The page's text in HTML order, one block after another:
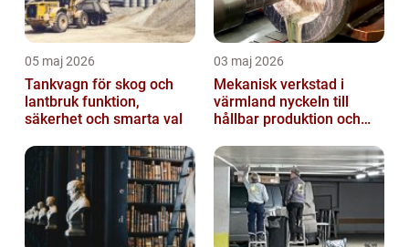
05 maj 2026
Tankvagn för skog och
lantbruk funktion,
säkerhet och smarta val
03 maj 2026
Mekanisk verkstad i
värmland nyckeln till
hållbar produktion och